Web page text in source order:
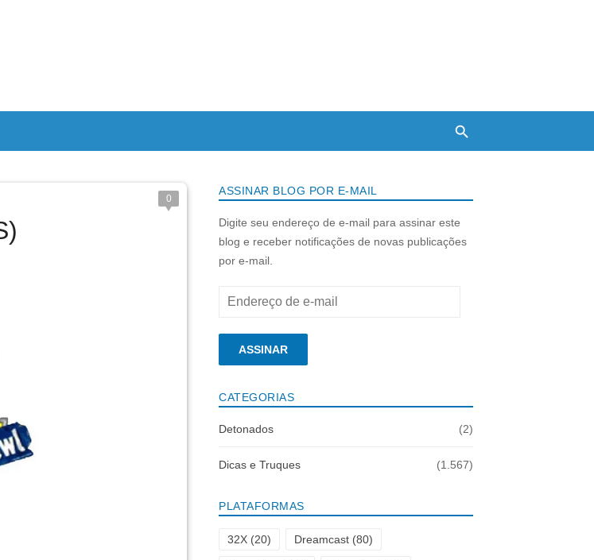
0
ASSINAR BLOG POR E-MAIL
Digite seu endereço de e-mail para assinar este
blog e receber notificações de novas publicações
por e-mail.
Endereço
e-
ASSINAR
CATEGORIAS
Detonados (2)
Dicas e Truques (1.567)
PLATAFORMAS
32X (20) Dreamcast(80)